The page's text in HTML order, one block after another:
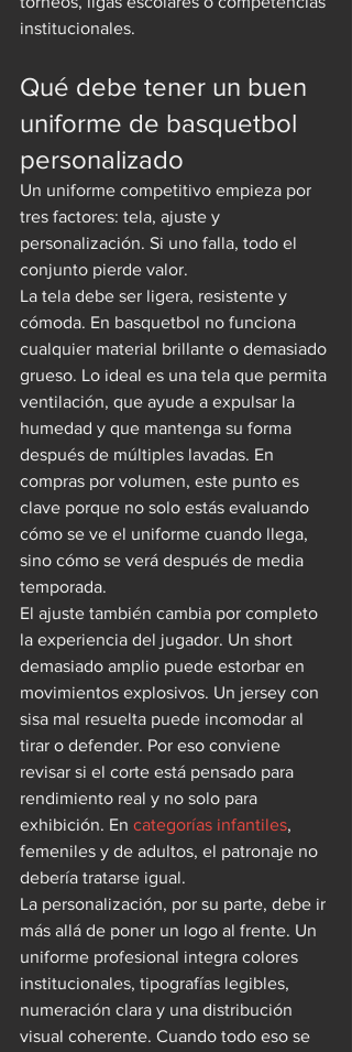
institucionales.
Qué debe tener un buen
uniforme de basquetbol
personalizado
Un uniforme competitivo empieza por
tres factores: tela, ajuste y
personalización. Si uno falla, todo el
conjunto pierde valor.
La tela debe ser ligera, resistente y
cómoda. En basquetbol no funciona
cualquier material brillante o demasiado
grueso. Lo ideal es una tela que permita
ventilación, que ayude a expulsar la
humedad y que mantenga su forma
después de múltiples lavadas. En
compras por volumen, este punto es
clave porque no solo estás evaluando
cómo se ve el uniforme cuando llega,
sino cómo se verá después de media
temporada.
El ajuste también cambia por completo
la experiencia del jugador. Un short
demasiado amplio puede estorbar en
movimientos explosivos. Un jersey con
sisa mal resuelta puede incomodar al
tirar o defender. Por eso conviene
revisar si el corte está pensado para
rendimiento real y no solo para
exhibición. En categorías infantiles,
femeniles y de adultos, el patronaje no
debería tratarse igual.
La personalización, por su parte, debe ir
más allá de poner un logo al frente. Un
uniforme profesional integra colores
institucionales, tipografías legibles,
numeración clara y una distribución
visual coherente. Cuando todo eso se